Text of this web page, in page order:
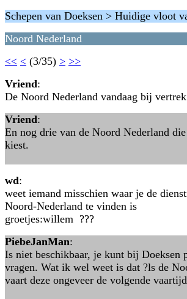
Schepen van Doeksen > Huidige vloot
Noord Nederland
<< < (3/35) > >>
Vriend:
De Noord Nederland vandaag bij
Vriend:
En nog drie van de Noord Nederland
kiest.
wd:
weet iemand misschien waar je de
Noord-Nederland te vinden is
groetjes:willem ???
PiebeJanMan:
Is niet beschikbaar, je kunt bij Doeksen
vragen. Wat ik wel weet is dat ?ls de
vaart deze ongeveer de volgende